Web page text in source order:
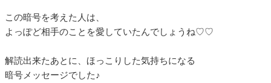
この暗号を考えた人は、
よっぽど相手のことを愛していたんでしょうね♡♡
解読出来たあとに、ほっこりした気持ちになる
暗号メッセージでした♪